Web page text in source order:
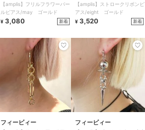
【amplis】フリルフラワーパー
ルピアス/may ゴールド
¥ 3,080 新着
【amplis】ストロークリボンピ
アス/eight ゴールド
¥ 3,520 新着
フィービィー フィービィー